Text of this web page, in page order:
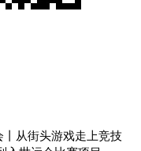
从街头游戏走上竞技